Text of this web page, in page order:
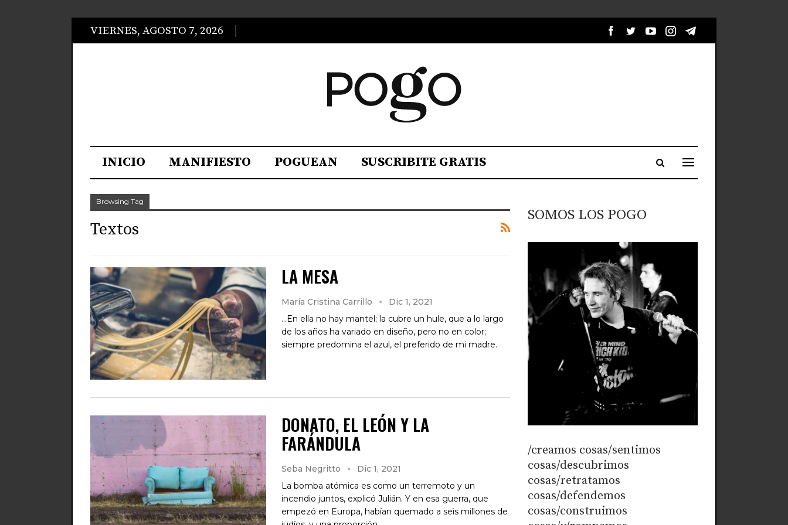
VIERNES, AGOSTO 7, 2026
INICIO MANIFIESTO POGUEAN SUSCRIBITE GRATIS
Browsing Tag
Textos
LA MESA
María Cristina Carrillo
Dic 1, 2021
...En ella no hay mantel; la cubre un hule, que a lo largo
de los años ha variado en diseño, pero no en color;
siempre predomina el azul, el preferido de mi madre.
DONATO, EL LEÓN Y LA
FARÁNDULA
Seba Negritto
Dic 1, 2021
La bomba atómica es como un terremoto y un
incendio juntos, explicó Julián. Y en esa guerra, que
empezó en Europa, habían quemado a seis millones de
SOMOS LOS POGO
/creamos cosas/sentimos
cosas/descubrimos
cosas/retratamos
cosas/defendemos
cosas/construimos